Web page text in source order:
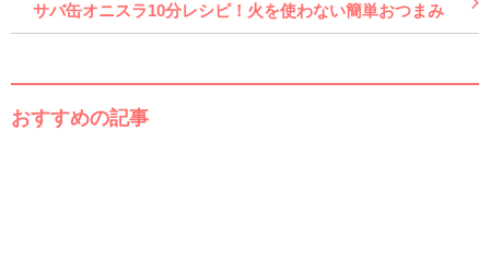
サバ缶オニスラ10分レシピ！火を使わない簡単おつまみ
おすすめの記事